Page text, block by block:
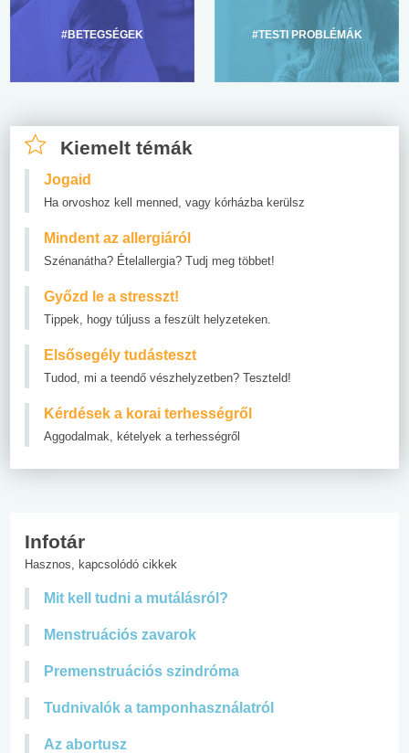
#BETEGSÉGEK #TESTI PROBLÉMÁK
Kiemelt témák
Jogaid
Ha orvoshoz kell menned, vagy kórházba kerülsz
Mindent az allergiáról
Szénanátha? Ételallergia? Tudj meg többet!
Győzd le a stresszt!
Tippek, hogy túljuss a feszült helyzeteken.
Elsősegély tudásteszt
Tudod, mi a teendő vészhelyzetben? Teszteld!
Kérdések a korai terhességről
Aggodalmak, kételyek a terhességről
Infotár
Hasznos, kapcsolódó cikkek
Mit kell tudni a mutálásról?
Menstruációs zavarok
Premenstruációs szindróma
Tudnivalók a tamponhasználatról
Az abortusz